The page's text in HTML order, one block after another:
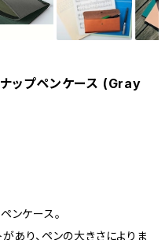
ップペンケース (Gray
ンケース。
あり、ペンの大きさによりま